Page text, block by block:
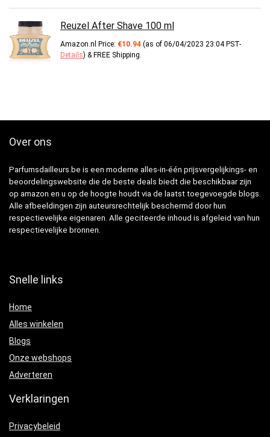
Reuzel After Shave 100 ml
Amazon.nl Price: €10.94 (as of 06/04/2023 23:04 PST-
Details) & FREE Shipping.
Over ons
Parfumsdailleurs.be is een moderne alles-in-één prijsvergelijkings- en
beoordelingswebsite die de beste deals biedt die beschikbaar zijn
op amazon en u op de hoogte houdt via de laatst toegevoegde blogs.
Alle afbeeldingen zijn auteursrechtelijk beschermd door hun
respectievelijke eigenaren. Alle geciteerde inhoud is afgeleid van hun
respectievelijke bronnen.
Snelle links
Home
Alles winkelen
Blogs
Onze webshops
Adverteren
Verklaringen
Privacybeleid